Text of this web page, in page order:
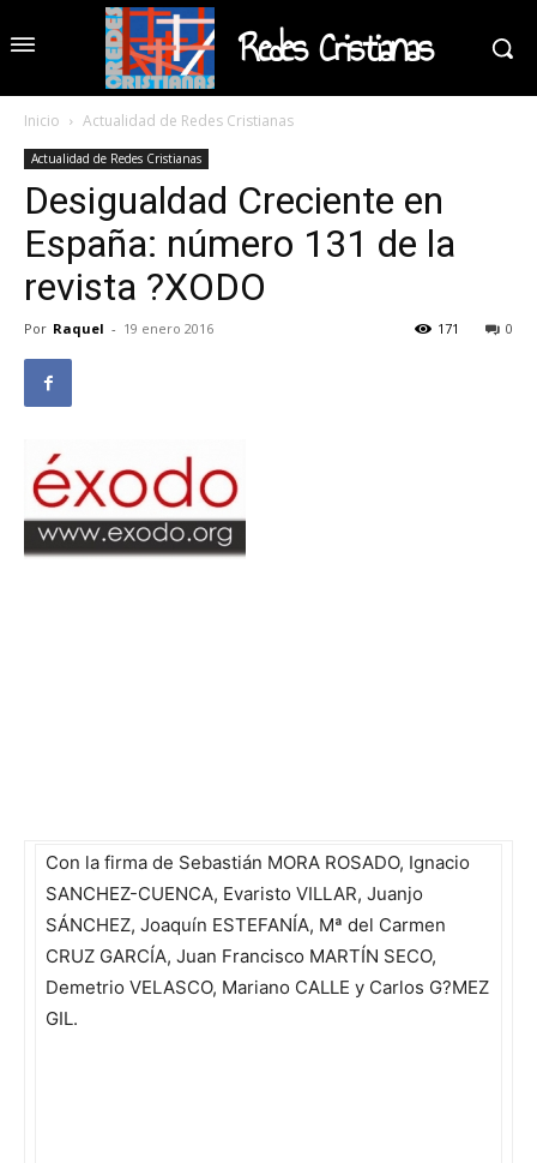
Redes Cristianas
Inicio Actualidad de Redes Cristianas
Actualidad de Redes Cristianas
Desigualdad Creciente en
España: número 131 de la
revista ?XODO
Por Raquel - 19 enero 2016 0
171
Con la firma de Sebastián MORA ROSADO, Ignacio
SANCHEZ-CUENCA, Evaristo VILLAR, Juanjo
SÁNCHEZ, Joaquín ESTEFANÍA, Mª del Carmen
CRUZ GARCÍA, Juan Francisco MARTÍN SECO,
Demetrio VELASCO, Mariano CALLE y Carlos G?MEZ
GIL.